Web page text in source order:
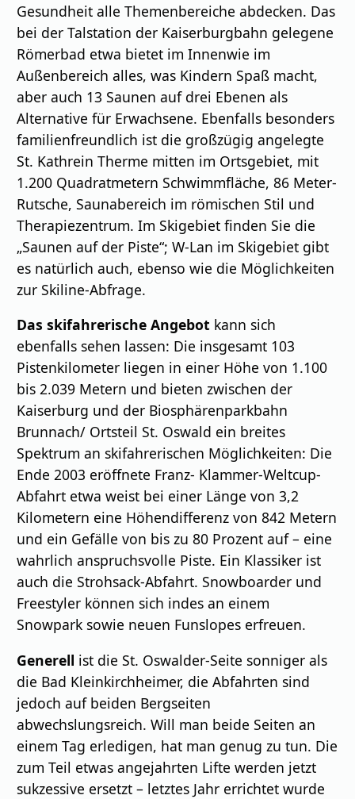
Gesundheit alle Themenbereiche abdecken. Das
bei der Talstation der Kaiserburgbahn gelegene
Römerbad etwa bietet im Innenwie im
Außenbereich alles, was Kindern Spaß macht,
aber auch 13 Saunen auf drei Ebenen als
Alternative für Erwachsene. Ebenfalls besonders
familienfreundlich ist die großzügig angelegte
St. Kathrein Therme mitten im Ortsgebiet, mit
1.200 Quadratmetern Schwimmfläche, 86 Meter-
Rutsche, Saunabereich im römischen Stil und
Therapiezentrum. Im Skigebiet finden Sie die
„Saunen auf der Piste“; W-Lan im Skigebiet gibt
es natürlich auch, ebenso wie die Möglichkeiten
zur Skiline-Abfrage.
Das skifahrerische Angebot kann sich
ebenfalls sehen lassen: Die insgesamt 103
Pistenkilometer liegen in einer Höhe von 1.100
bis 2.039 Metern und bieten zwischen der
Kaiserburg und der Biosphärenparkbahn
Brunnach/ Ortsteil St. Oswald ein breites
Spektrum an skifahrerischen Möglichkeiten: Die
Ende 2003 eröffnete Franz- Klammer-Weltcup-
Abfahrt etwa weist bei einer Länge von 3,2
Kilometern eine Höhendifferenz von 842 Metern
und ein Gefälle von bis zu 80 Prozent auf – eine
wahrlich anspruchsvolle Piste. Ein Klassiker ist
auch die Strohsack-Abfahrt. Snowboarder und
Freestyler können sich indes an einem
Snowpark sowie neuen Funslopes erfreuen.
Generell ist die St. Oswalder-Seite sonniger als
die Bad Kleinkirchheimer, die Abfahrten sind
jedoch auf beiden Bergseiten
abwechslungsreich. Will man beide Seiten an
einem Tag erledigen, hat man genug zu tun. Die
zum Teil etwas angejahrten Lifte werden jetzt
sukzessive ersetzt – letztes Jahr errichtet wurde